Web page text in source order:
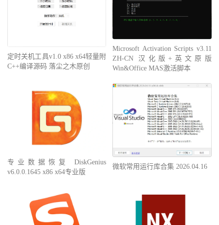
定时关机工具v1.0 x86 x64轻量附
C++编译源码 落尘之木原创
Microsoft Activation Scripts v3.11
ZH-CN 汉化版+英文原版
Win&Office MAS激活脚本
专业数据恢复 DiskGenius
v6.0.0.1645 x86 x64专业版
微软常用运行库合集 2026.04.16